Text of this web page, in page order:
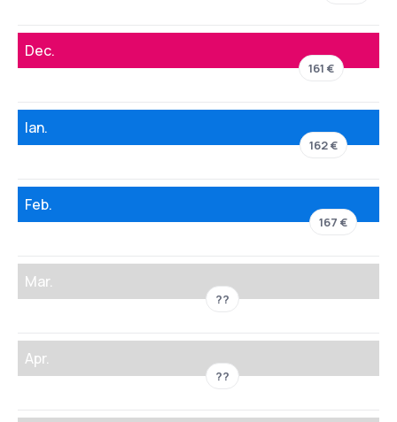
Dec.
161 €
Ian.
162 €
Feb.
167 €
Mar.
??
Apr.
??